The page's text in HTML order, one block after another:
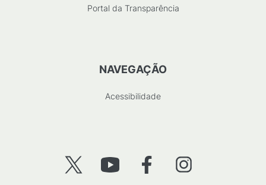
Portal da Transparência
NAVEGAÇÃO
Acessibilidade